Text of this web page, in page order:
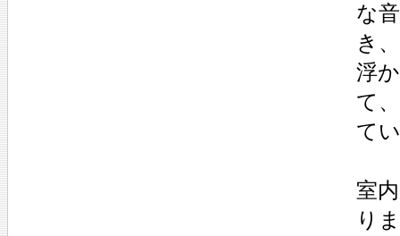
な
き
浮
て
て
室
り